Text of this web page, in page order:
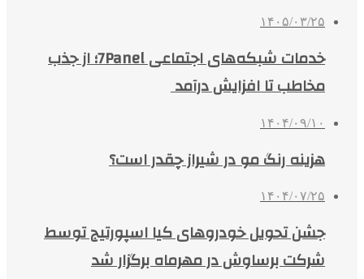
۱۴۰۵/۰۳/۲۵
خدمات شبکه‌های اجتماعی 7Panel؛ از جذب
مخاطب تا افزایش درآمد
۱۴۰۴/۰۹/۱۰
هزینه رنگ مو در شیراز چقدر است؟
۱۴۰۴/۰۷/۲۵
جشن تحویل خودروهای کیا اسپورتیج توسط
شرکت برساوش در مهرماه برگزار شد